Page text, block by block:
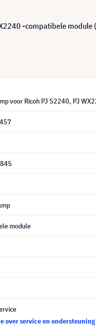
-compatibele module
voor Ricoh PJ S2240, PJ
module
over service en ondersteuning